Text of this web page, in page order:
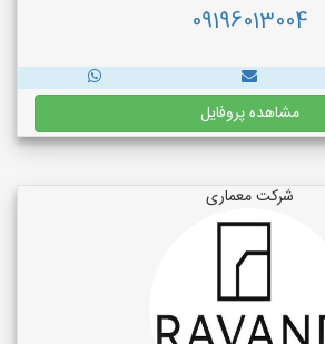
09196013004
مشاهده پروفایل
شرکت معماری